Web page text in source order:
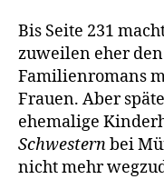
Bis Seite 231
zuweilen eher
Familienromans
Frauen. Aber
ehemalige
Schwesternbei
nicht mehr